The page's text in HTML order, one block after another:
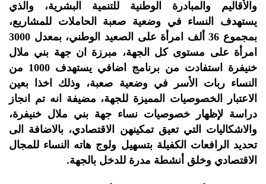
والأقاليم والمبادرة الوطنية للتنمية البشرية، والذي
يستهدف النساء في وضعية صعبة الحاملات للمشاريع،
بمجموع 36 ألف امرأة على الصعيد الوطني، بمعدل 3000
امرأة على مستوى كل الجهة، مبرزة ان جهة بني ملال
خنيفرة استفادت من برنامج اضافي يستهدف 1000 من
النساء ربات الأسر في وضعية صعبة، وذلك اخذا بعين
الاعتبار الخصوصيات المميزة للجهة، مضيفة انه تم انجاز
دراسة لإظهار خصوصيات نساء جهة بني ملال خنيفرة،
والاشكاليات التي تعيق تمكينهن الاقتصادي، بالاضافة الى
تحديد الرافعات الكفيلة بتسهيل ولوج هاته النساء للمجال
الاقتصادي وخلق أنشطة مدرة للدخل بالجهة.